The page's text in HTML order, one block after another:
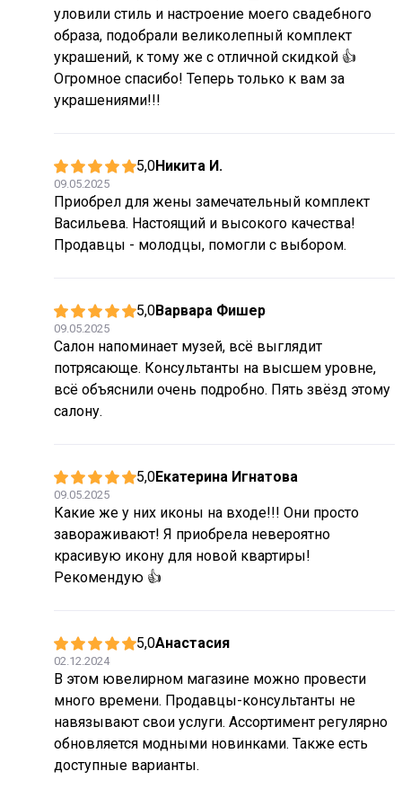
уловили стиль и настроение моего свадебного
образа, подобрали великолепный комплект
украшений, к тому же с отличной скидкой 👍
Огромное спасибо! Теперь только к вам за
украшениями!!!
5,0Никита И.
09.05.2025
Приобрел для жены замечательный комплект
Васильева. Настоящий и высокого качества!
Продавцы - молодцы, помогли с выбором.
5,0Варвара Фишер
09.05.2025
Салон напоминает музей, всё выглядит
потрясающе. Консультанты на высшем уровне,
всё объяснили очень подробно. Пять звёзд этому
салону.
5,0Екатерина Игнатова
09.05.2025
Какие же у них иконы на входе!!! Они просто
завораживают! Я приобрела невероятно
красивую икону для новой квартиры!
Рекомендую 👍
5,0Анастасия
02.12.2024
В этом ювелирном магазине можно провести
много времени. Продавцы-консультанты не
навязывают свои услуги. Ассортимент регулярно
обновляется модными новинками. Также есть
доступные варианты.